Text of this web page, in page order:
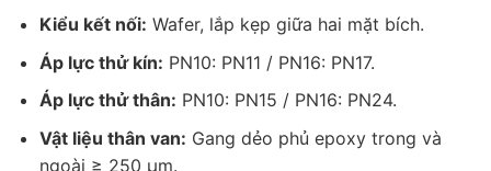
Kiểu kết nối: Wafer, lắp kẹp giữa hai mặt bích.
Áp lực thử kín: PN10: PN11 / PN16: PN17.
Áp lực thử thân: PN10: PN15 / PN16: PN24.
Vật liệu thân van: Gang dẻo phủ epoxy trong và
ngoài ≥ 250 µm.